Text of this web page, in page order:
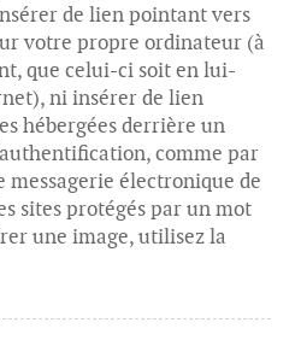
de lien pointant vers
votre propre ordinateur (à
que celui-ci soit en lui-
ni insérer de lien
hébergées derrière un
comme par
messagerie électronique de
sites protégés par un mot
une image, utilisez la